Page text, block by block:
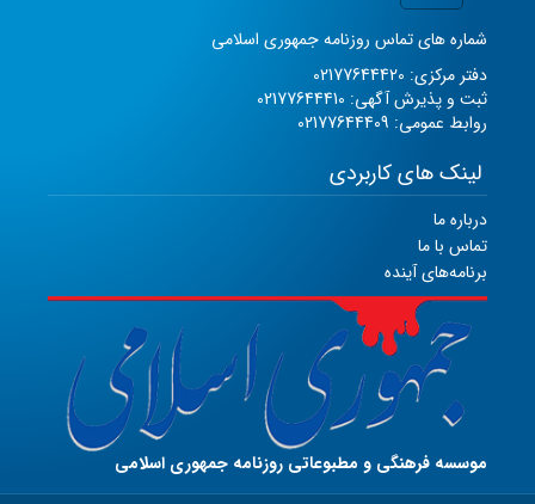
شماره های تماس روزنامه جمهوری اسلامی
دفتر مرکزی: 02177644420
ثبت و پذیرش آگهی: 02177644410
روابط عمومی: 02177644409
لینک های کاربردی
درباره ما
تماس با ما
برنامه‌های آینده
موسسه فرهنگی و مطبوعاتی روزنامه جمهوری اسلامی